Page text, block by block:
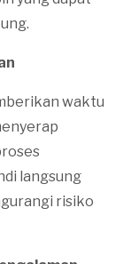
waktu
langsung
risiko